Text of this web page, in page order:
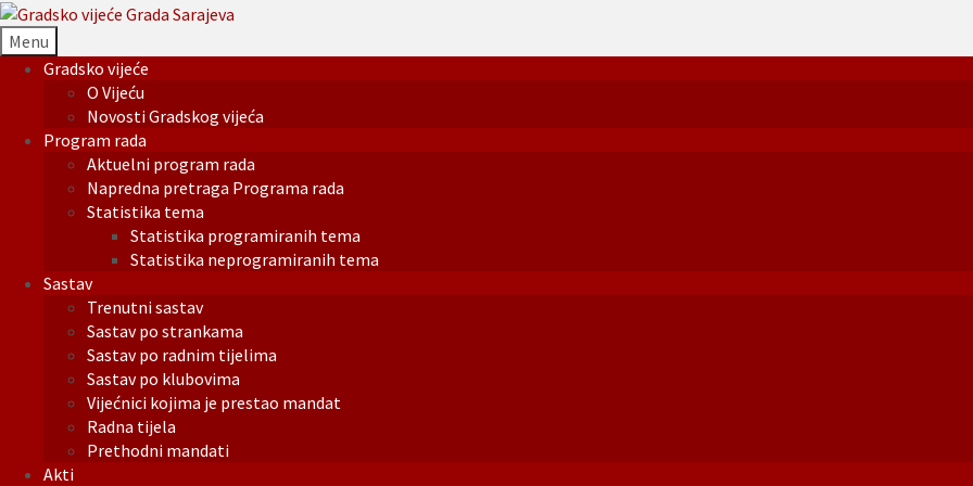
Menu
Gradsko vijeće
O Vijeću
Novosti Gradskog vijeća
Program rada
Aktuelni program rada
Napredna pretraga Programa rada
Statistika tema
Statistika programiranih tema
Statistika neprogramiranih tema
Sastav
Trenutni sastav
Sastav po strankama
Sastav po radnim tijelima
Sastav po klubovima
Vijećnici kojima je prestao mandat
Radna tijela
Prethodni mandati
Akti